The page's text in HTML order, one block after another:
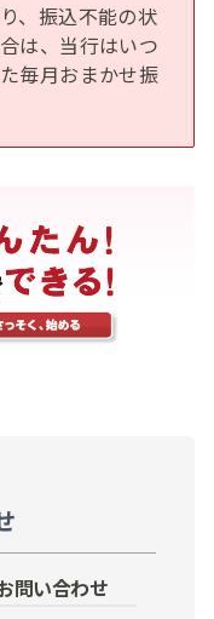
、振込不能の状
は、当行はいつ
毎月おまかせ振
問い合わせ